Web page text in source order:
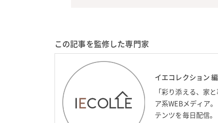
この記事を監修した専門家
イエコレクション
「彩り添える、家
ア系WEBメディア
テンツを毎日配信